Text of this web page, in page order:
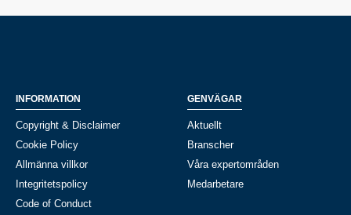
INFORMATION
Copyright & Disclaimer
Cookie Policy
Allmänna villkor
Integritetspolicy
Code of Conduct
GENVÄGAR
Aktuellt
Branscher
Våra expertområden
Medarbetare